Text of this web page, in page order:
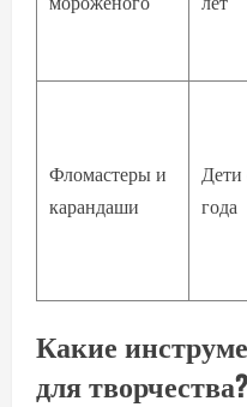
Фломастеры и
карандаши
Дети
года
Какие
для творчества?